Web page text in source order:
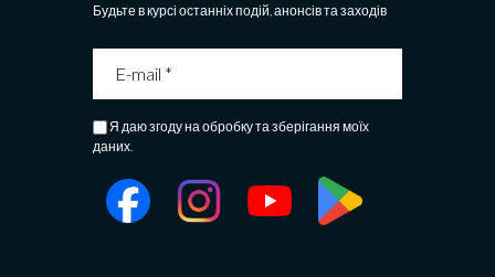
Будьте в курсі останніх подій, анонсів та заходів
Я даю згоду на обробку та зберігання моїх
даних.